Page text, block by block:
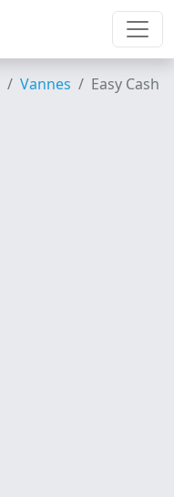
Vannes Easy Cash